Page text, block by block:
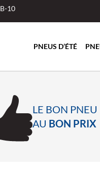
10
PNEUS D’ÉTÉ
LE BON PNEU
AU BON PRIX